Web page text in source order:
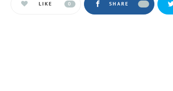
LIKE 0 SHARE